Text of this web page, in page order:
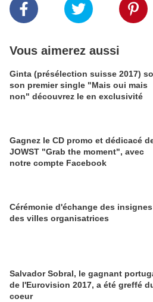
Vous aimerez aussi
Ginta (présélection suisse 2017)
son premier single "Mais oui mais
non" découvrez le en exclusivité
Gagnez le CD promo et dédicacé
JOWST "Grab the moment", avec
notre compte Facebook
Cérémonie d'échange des insignes
des villes organisatrices
Salvador Sobral, le gagnant
de l'Eurovision 2017, a été greffé
coeur